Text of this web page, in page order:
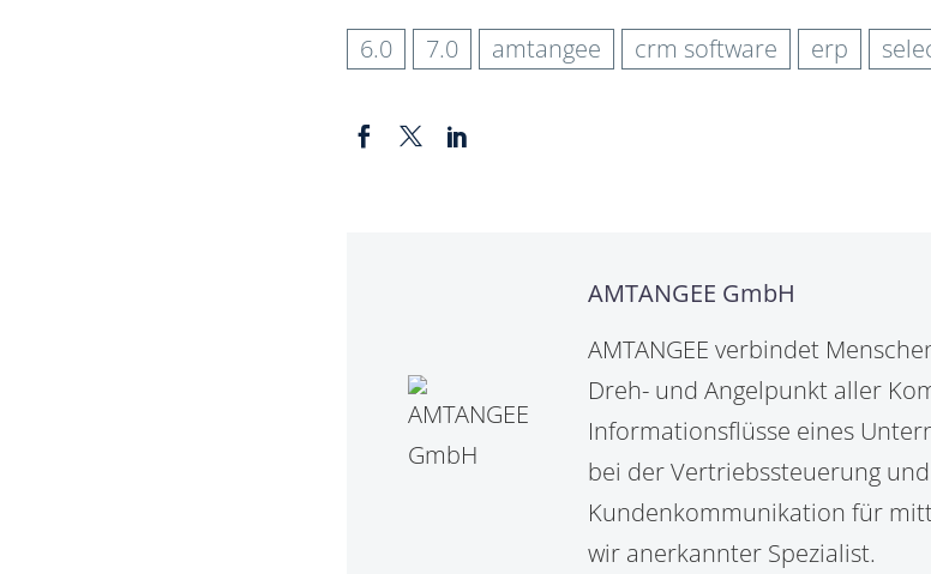
6.0 7.0 amtangee crm software erp
AMTANGEE GmbH
AMTANGEE verbindet
Dreh- und Angelpunkt aller
Informationsflüsse eines
bei der Vertriebssteuerung
Kundenkommunikation für
wir anerkannter Spezialist.